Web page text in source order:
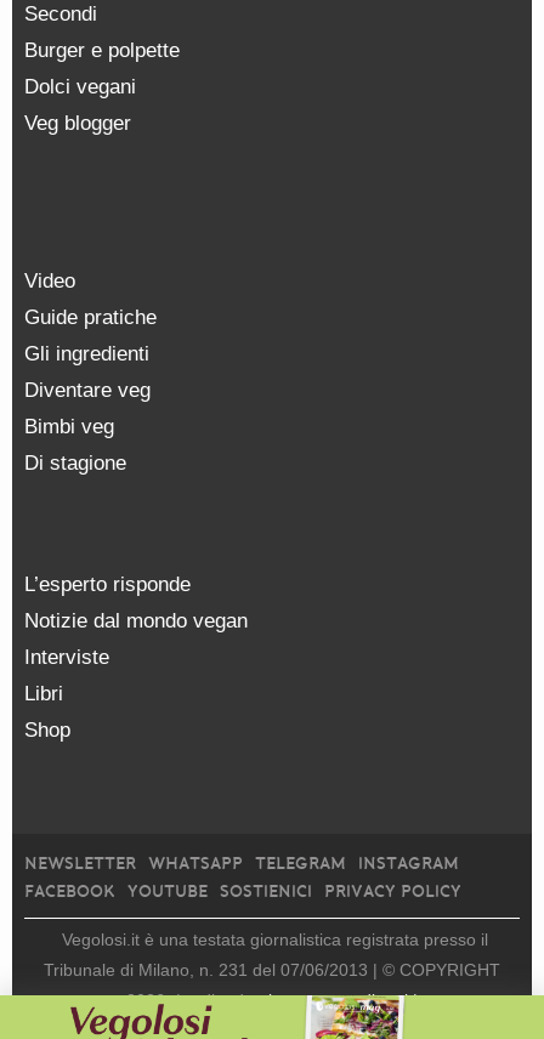
Secondi
Burger e polpette
Dolci vegani
Veg blogger
Video
Guide pratiche
Gli ingredienti
Diventare veg
Bimbi veg
Di stagione
L’esperto risponde
Notizie dal mondo vegan
Interviste
Libri
Shop
NEWSLETTER WHATSAPP TELEGRAM
INSTAGRAM
FACEBOOK
YOUTUBE SOSTIENICI PRIVACY POLICY
Vegolosi.it è una testata giornalistica registrata presso il
Tribunale di Milano, n. 231 del 07/06/2013 | © COPYRIGHT
2026 | edito da viceversa media srl |